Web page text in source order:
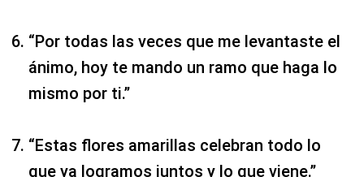
“Por todas las veces que me levantaste el
ánimo, hoy te mando un ramo que haga lo
mismo por ti.”
“Estas flores amarillas celebran todo lo
que ya logramos juntos y lo que viene.”